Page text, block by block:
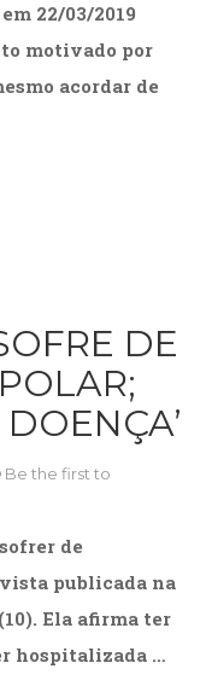
22/03/2019
motivado por
acordar de
DE
Be the first to
de
publicada na
Ela afirma ter
hospitalizada …